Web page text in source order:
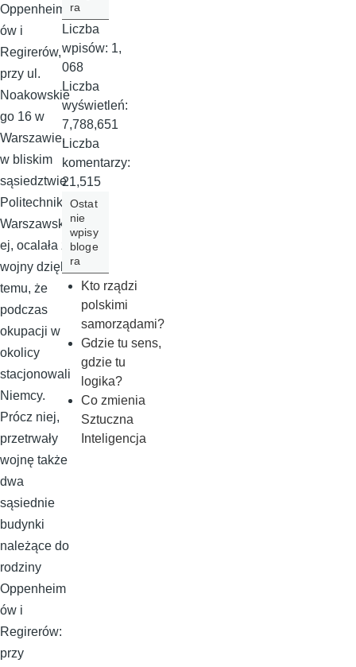
Oppenheim
ów i
Regirerów,
przy ul.
Noakowskie
go 16 w
Warszawie,
w bliskim
sąsiedztwie
Politechniki
Warszawski
ej, ocalała z
wojny dzięki
temu, że
podczas
okupacji w
okolicy
stacjonowali
Niemcy.
Prócz niej,
przetrwały
wojnę także
dwa
sąsiednie
budynki
należące do
rodziny
Oppenheim
ów i
Regirerów:
przy
ra
Liczba
wpisów: 1,
068
Liczba
wyświetleń:
7,788,651
Liczba
komentarzy:
21,515
Ostat
nie
wpisy
bloge
ra
Kto rządzi
polskimi
samorządami?
Gdzie tu sens,
gdzie tu
logika?
Co zmienia
Sztuczna
Inteligencja